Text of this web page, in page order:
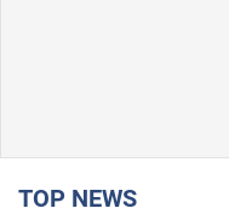
TOP NEWS